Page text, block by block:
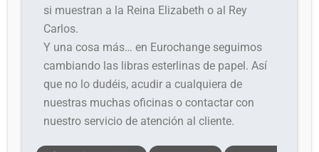
si muestran a la Reina Elizabeth o al Rey
Carlos.
Y una cosa más… en Eurochange seguimos
cambiando las libras esterlinas de papel. Así
que no lo dudéis, acudir a cualquiera de
nuestras muchas oficinas o contactar con
nuestro servicio de atención al cliente.